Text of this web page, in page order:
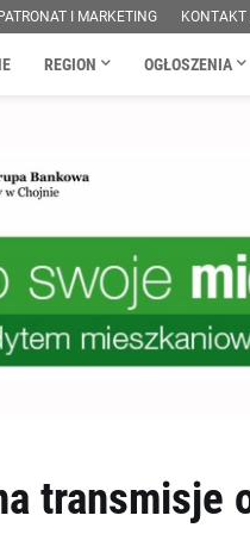
PATRONAT I MARKETING
REGION OGŁOSZENIA
transmisje